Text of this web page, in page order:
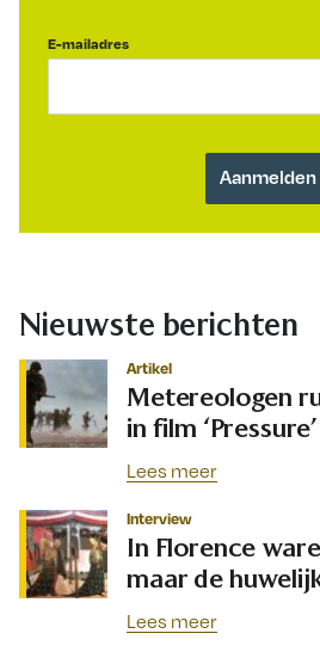
E-mailadres
Nieuwste berichten
Artikel
Metereologen
in film ‘Pressure’
Lees meer
Interview
In Florence
maar de
Lees meer